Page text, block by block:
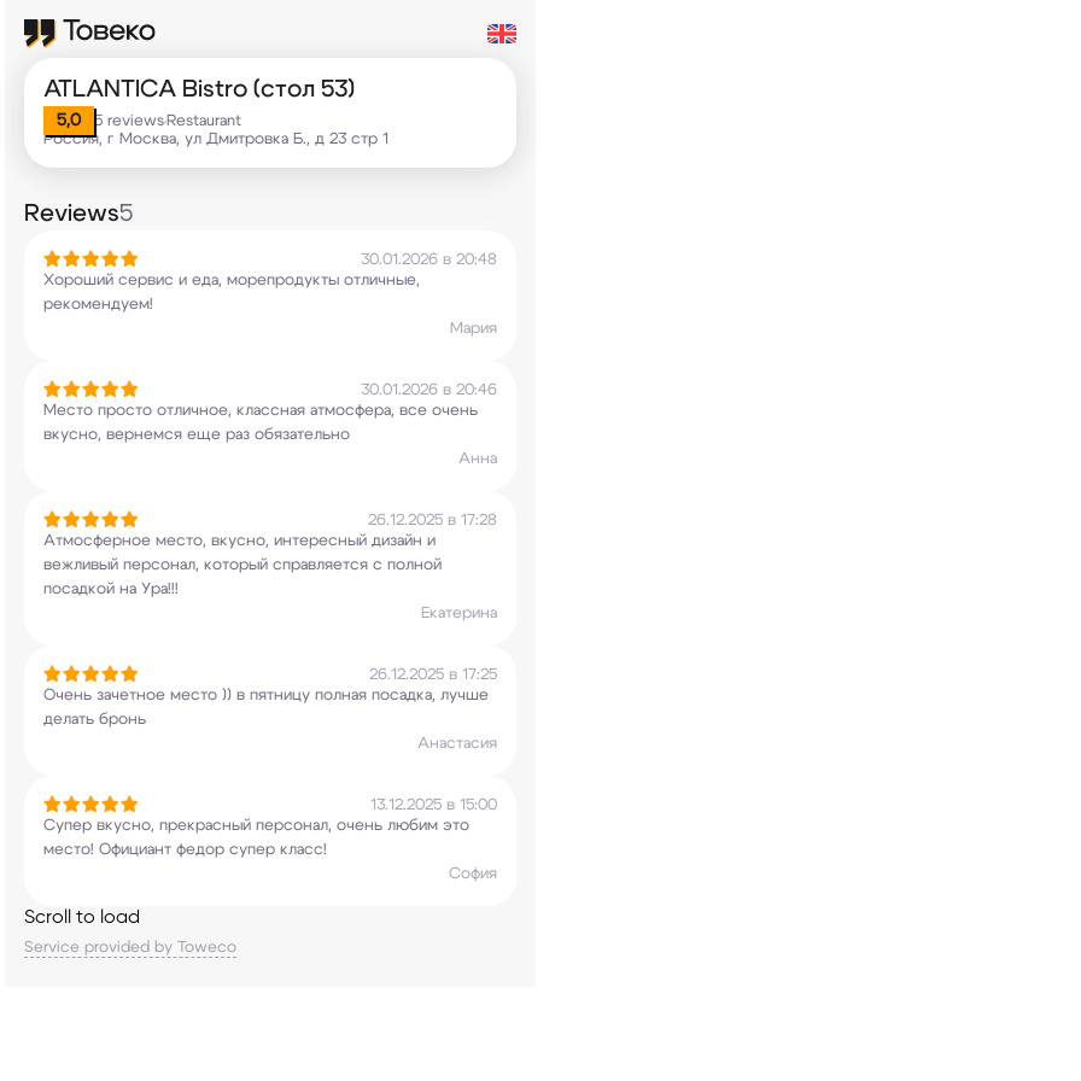
ATLANTICA Bistro (стол 53)
5,0 5 reviews•Restaurant
Россия, г Москва, ул Дмитровка Б., д 23 стр 1
Reviews5
30.01.2026 в 20:48
Хороший сервис и еда, морепродукты отличные,
рекомендуем!
Мария
30.01.2026 в 20:46
Место просто отличное, классная атмосфера, все очень
вкусно, вернемся еще раз обязательно
Анна
26.12.2025 в 17:28
Атмосферное место, вкусно, интересный дизайн и
вежливый персонал, который справляется с полной
посадкой на Ура!!!
Екатерина
26.12.2025 в 17:25
Очень зачетное место )) в пятницу полная посадка, лучше
делать бронь
Анастасия
13.12.2025 в 15:00
Супер вкусно, прекрасный персонал, очень любим это
место! Официант федор супер класс!
София
Scroll to load
Service provided by Toweco